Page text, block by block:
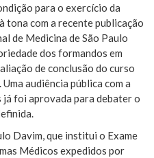
para o exercício da
tona com a recente publicação
de Medicina de São Paulo
dos formandos em
de conclusão do curso
audiência pública com a
foi aprovada para debater o
Davim, que institui o Exame
Médicos expedidos por